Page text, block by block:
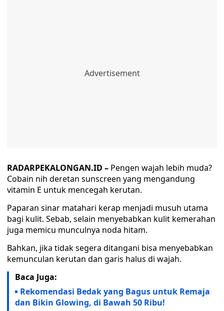
RADARPEKALONGAN.ID – Pengen wajah lebih muda?
Cobain nih deretan sunscreen yang mengandung
vitamin E untuk mencegah kerutan.
Paparan sinar matahari kerap menjadi musuh utama
bagi kulit. Sebab, selain menyebabkan kulit kemerahan
juga memicu munculnya noda hitam.
Bahkan, jika tidak segera ditangani bisa menyebabkan
kemunculan kerutan dan garis halus di wajah.
Baca Juga:
Rekomendasi Bedak yang Bagus untuk Remaja
dan Bikin Glowing, di Bawah 50 Ribu!